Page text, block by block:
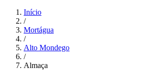
Início
/
Mortágua
/
Alto Mondego
/
Almaça